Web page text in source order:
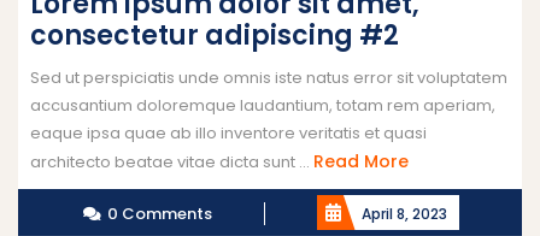
consectetur adipiscing #2
Sed ut perspiciatis unde omnis iste natus error sit voluptatem
accusantium doloremque laudantium, totam rem aperiam,
eaque ipsa quae ab illo inventore veritatis et quasi
architecto beatae vitae dicta sunt ... Read More
0 Comments April 8, 2023